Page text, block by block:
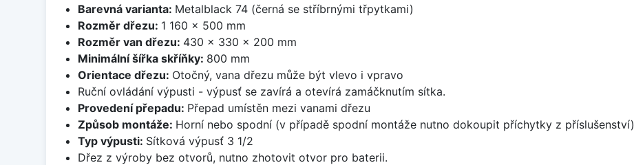
Barevná varianta: Metalblack 74 (černá se stříbrnými třpytkami)
Rozměr dřezu: 1 160 x 500 mm
Rozměr van dřezu: 430 x 330 x 200 mm
Minimální šířka skříňky: 800 mm
Orientace dřezu: Otočný, vana dřezu může být vlevo i vpravo
Ruční ovládání výpusti - výpusť se zavírá a otevírá zamáčknutím sítka.
Provedení přepadu: Přepad umístěn mezi vanami dřezu
Způsob montáže: Horní nebo spodní (v případě spodní montáže nutno dokoupit příchytky z příslušenství)
Typ výpusti: Sítková výpusť 3 1/2
Dřez z výroby bez otvorů, nutno zhotovit otvor pro baterii.